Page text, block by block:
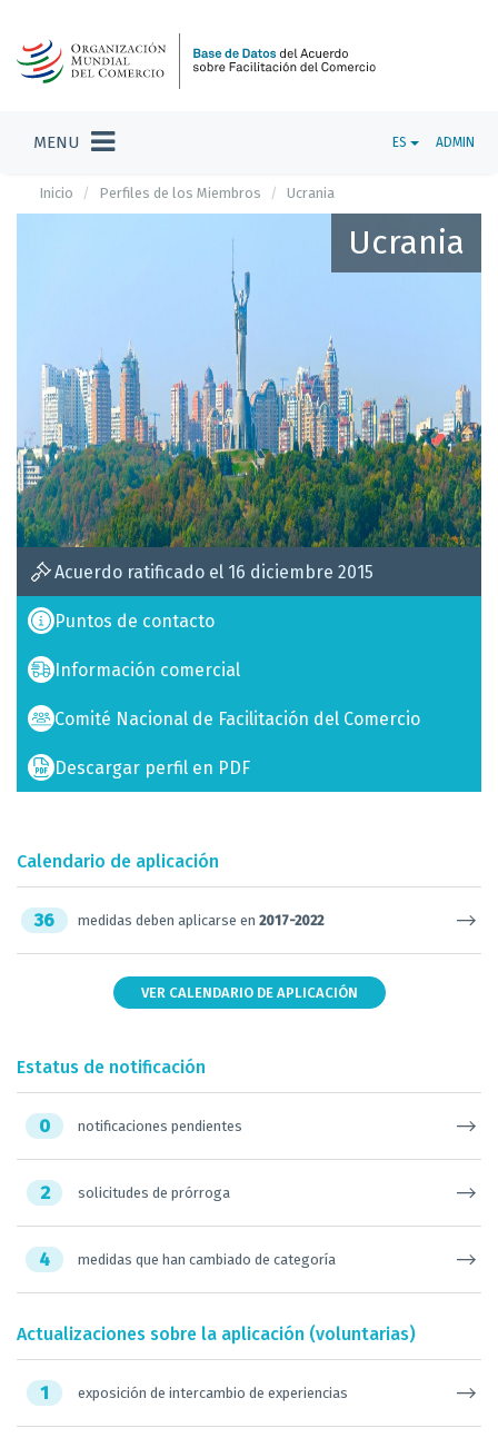
MENU ES ADMIN
Inicio Perfiles de los Miembros Ucrania
Ucrania
Acuerdo ratificado el 16 diciembre 2015
Puntos de contacto
Información comercial
Comité Nacional de Facilitación del Comercio
Descargar perfil en PDF
Calendario de aplicación
36 medidas deben aplicarse en 2017-2022
VER CALENDARIO DE APLICACIÓN
Estatus de notificación
0 notificaciones pendientes
2 solicitudes de prórroga
4 medidas que han cambiado de categoría
Actualizaciones sobre la aplicación (voluntarias)
1 exposición de intercambio de experiencias